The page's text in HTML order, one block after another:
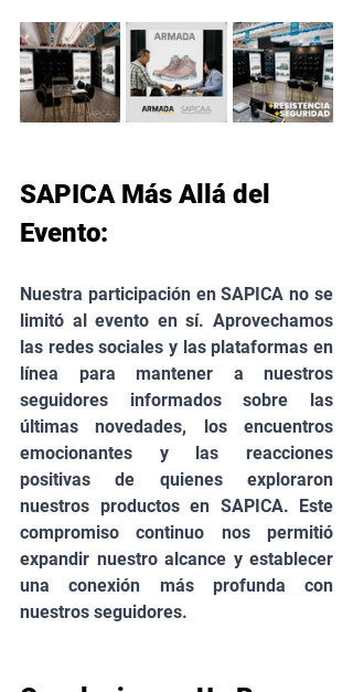
SAPICA Más Allá del
Evento:
Nuestra participación en SAPICA no se
limitó al evento en sí. Aprovechamos
las redes sociales y las plataformas en
línea para mantener a nuestros
seguidores informados sobre las
últimas novedades, los encuentros
emocionantes y las reacciones
positivas de quienes exploraron
nuestros productos en SAPICA. Este
compromiso continuo nos permitió
expandir nuestro alcance y establecer
una conexión más profunda con
nuestros seguidores.